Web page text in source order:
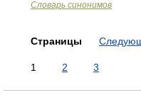
Словарь синонимов
Страницы
1 2 3